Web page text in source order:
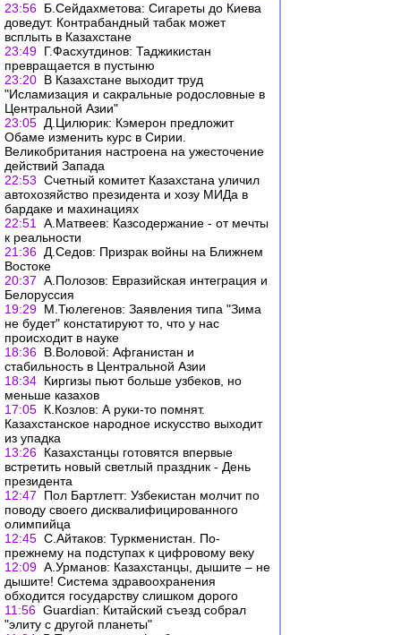
23:56 Б.Сейдахметова: Сигареты до Киева
доведут. Контрабандный табак может
всплыть в Казахстане
23:49 Г.Фасхутдинов: Таджикистан
превращается в пустыню
23:20 В Казахстане выходит труд
"Исламизация и сакральные родословные в
Центральной Азии"
23:05 Д.Цилюрик: Кэмерон предложит
Обаме изменить курс в Сирии.
Великобритания настроена на ужесточение
действий Запада
22:53 Счетный комитет Казахстана уличил
автохозяйство президента и хозу МИДа в
бардаке и махинациях
22:51
А.Матвеев: Казсодержание - от мечты
к реальности
21:36 Д.Седов: Призрак войны на Ближнем
Востоке
20:37 А.Полозов: Евразийская интеграция и
Белоруссия
19:29 М.Тюлегенов: Заявления типа "Зима
не будет" констатируют то, что у нас
происходит в науке
18:36 В.Воловой: Афганистан и
стабильность в Центральной Азии
18:34 Киргизы пьют больше узбеков, но
меньше казахов
17:05 К.Козлов: А руки-то помнят.
Казахстанское народное искусство выходит
из упадка
13:26 Казахстанцы готовятся впервые
встретить новый светлый праздник - День
президента
12:47
Пол Бартлетт: Узбекистан молчит по
поводу своего дисквалифицированного
олимпийца
12:45 С.Айтаков: Туркменистан. По-
прежнему на подступах к цифровому веку
12:09 А.Урманов: Казахстанцы, дышите – не
дышите! Система здравоохранения
обходится государству слишком дорого
11:56 Guardian: Китайский съезд собрал
"элиту с другой планеты"